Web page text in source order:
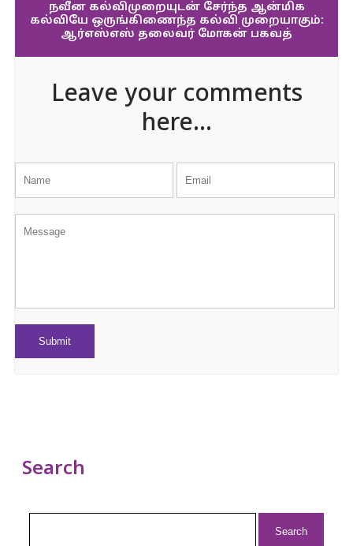
நவீன கல்விமுறையுடன் சேர்ந்த ஆன்மிக
கல்வியே ஒருங்கிணைந்த கல்வி முறையாகும்:
ஆர்எஸ்எஸ் தலைவர் மோகன் பகவத்
Leave your comments
here...
Search